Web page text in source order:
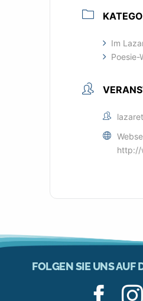
Im
Poesie-
http://
FOLGEN SIE UNS AUF